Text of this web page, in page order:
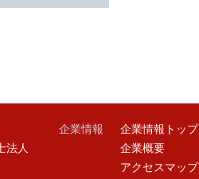
法人
企業情報
企業情報トップ
企業概要
アクセスマップ